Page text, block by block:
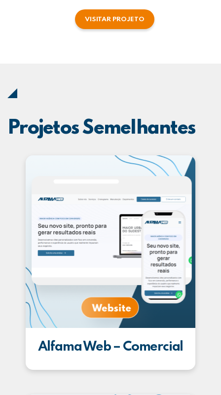
VISITAR PROJETO
Projetos Semelhantes
Alfama Web – Comercial